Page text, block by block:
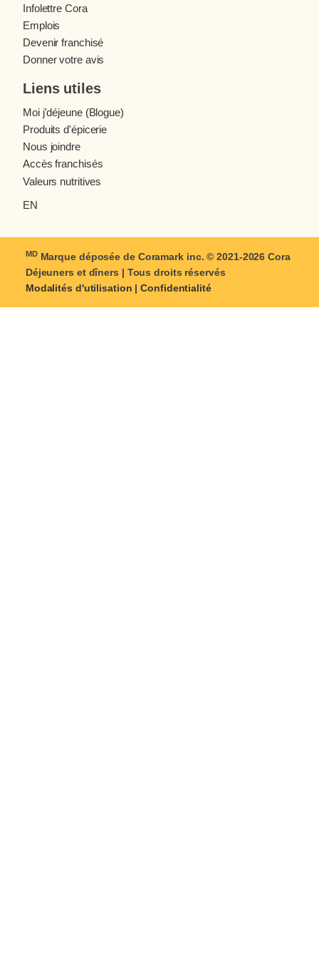
Infolettre Cora
Emplois
Devenir franchisé
Donner votre avis
Liens utiles
Moi j'déjeune (Blogue)
Produits d'épicerie
Nous joindre
Accès franchisés
Valeurs nutritives
EN
MDMarque déposée de Coramark inc. © 2021-2026Cora
Déjeuners et dîners | Tous droits réservés
Modalités d'utilisation |Confidentialité